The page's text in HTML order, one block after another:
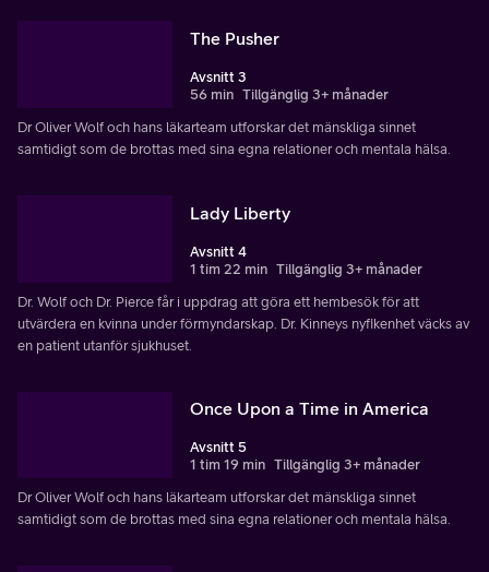
The Pusher
Avsnitt 3
56 min Tillgänglig 3+ månader
Dr Oliver Wolf och hans läkarteam utforskar det mänskliga sinnet
samtidigt som de brottas med sina egna relationer och mentala hälsa.
Lady Liberty
Avsnitt 4
1 tim 22 min Tillgänglig 3+ månader
Dr. Wolf och Dr. Pierce får i uppdrag att göra ett hembesök för att
utvärdera en kvinna under förmyndarskap. Dr. Kinneys nyfikenhet väcks av
en patient utanför sjukhuset.
Once Upon a Time in America
Avsnitt 5
1 tim 19 min Tillgänglig 3+ månader
Dr Oliver Wolf och hans läkarteam utforskar det mänskliga sinnet
samtidigt som de brottas med sina egna relationer och mentala hälsa.